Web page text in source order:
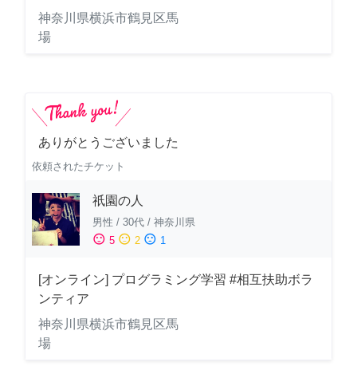
神奈川県横浜市鶴見区馬
場
ありがとうございました
依頼されたチケット
祇園の人
男性 / 30代 / 神奈川県
sentiment_satisfied 5 sentiment_neutral 2 sentiment_dissatisfied 1
[オンライン] プログラミング学習 #相互扶助ボラ
ンティア
神奈川県横浜市鶴見区馬
場